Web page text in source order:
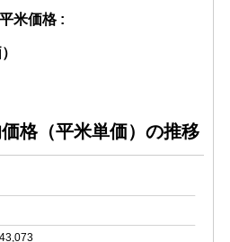
米価格 :
格（平米単価）の推移